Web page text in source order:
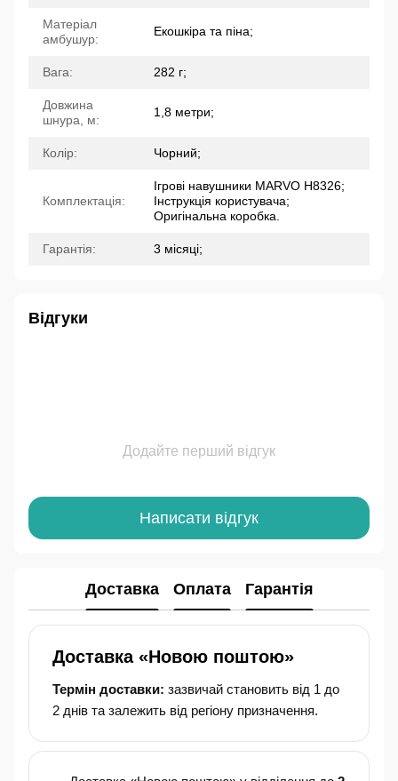
Матеріал
амбушур:
Екошкіра та піна;
Вага: 282 г;
Довжина
шнура, м:
1,8 метри;
Колір: Чорний;
Комплектація:
Ігрові навушники MARVO H8326;
Інструкція користувача;
Оригінальна коробка.
Гарантія: 3 місяці;
Відгуки
Додайте перший відгук
Написати відгук
Доставка Оплата Гарантія
Доставка «Новою поштою»
Термін доставки: зазвичай становить від 1 до
2 днів та залежить від регіону призначення.